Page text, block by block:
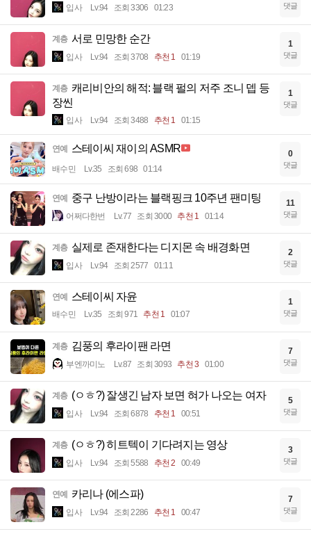
입사 Lv.94 조회 3306 01:23 댓글
계층 서로 민망한 순간
입사 Lv.94 조회 3708 추천 1 01:19
1
댓글
계층 캐리비안의 해적: 블랙 펄의 저주 조니 뎁 등
장씬
입사 Lv.94 조회 3488 추천 1 01:15
1
댓글
연예 스테이씨 재이의 ASMR
배수민 Lv.35 조회 698 01:14
0
댓글
연예 중구 난방이라는 블랙핑크 10주년 팬미팅
어쩌다한번 Lv.77 조회 3000 추천 1 01:14
11
댓글
계층 실제로 존재한다는 디지몬 속 배경화면
입사 Lv.94 조회 2577 01:11
2
댓글
연예 스테이씨 자윤
배수민 Lv.35 조회 971 추천 1 01:07
1
댓글
계층 김풍의 후라이팬 라면
부엔까미노 Lv.87 조회 3093 추천 3 01:00
7
댓글
계층 (ㅇㅎ?) 잘생긴 남자 보면 혀가 나오는 여자
입사 Lv.94 조회 6878 추천 1 00:51
5
댓글
계층 (ㅇㅎ?) 히트텍이 기다려지는 영상
입사 Lv.94 조회 5588 추천 2 00:49
3
댓글
연예 카리나 (에스파)
입사 Lv.94 조회 2286 추천 1 00:47
7
댓글